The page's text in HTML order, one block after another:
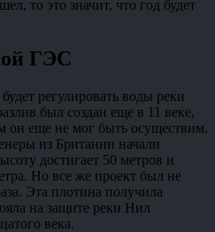
то это значит, что год будет
ГЭС
регулировать воды реки
был создан еще в 11 веке,
он еще не мог быть осуществим.
из Британии начали
достигает 50 метров и
Но все же проект был не
Эта плотина получила
на защите реки Нил
века.